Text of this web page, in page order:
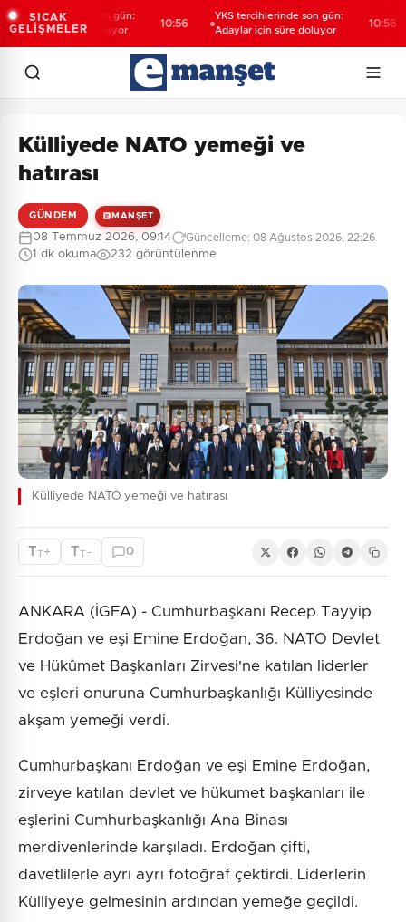
SICAK
GELİŞMELER
tercihlerinde son gün:
için süre doluyor
10:56
YKS tercihlerinde son gün:
Adaylar için süre doluyor
10:56
Külliyede NATO yemeği ve
hatırası
GÜNDEM MANŞET
08 Temmuz 2026, 09:14 Güncelleme: 08 Ağustos 2026, 22:26
1 dk okuma 232 görüntülenme
Külliyede NATO yemeği ve hatırası
TT+ TT - 0
ANKARA (İGFA) - Cumhurbaşkanı Recep Tayyip
Erdoğan ve eşi Emine Erdoğan, 36. NATO Devlet
ve Hükûmet Başkanları Zirvesi'ne katılan liderler
ve eşleri onuruna Cumhurbaşkanlığı Külliyesinde
akşam yemeği verdi.
Cumhurbaşkanı Erdoğan ve eşi Emine Erdoğan,
zirveye katılan devlet ve hükumet başkanları ile
eşlerini Cumhurbaşkanlığı Ana Binası
merdivenlerinde karşıladı. Erdoğan çifti,
davetlilerle ayrı ayrı fotoğraf çektirdi. Liderlerin
Külliyeye gelmesinin ardından yemeğe geçildi.